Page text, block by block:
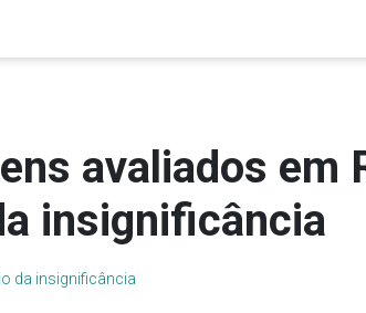
avaliados em
insignificância
da insignificância